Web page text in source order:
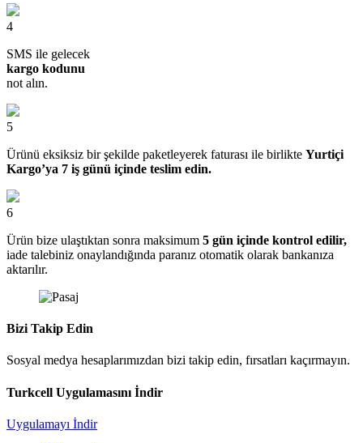
4
SMS ile gelecek
kargo kodunu
not alın.
5
Ürünü eksiksiz bir şekilde paketleyerek faturası ile birlikte Yurtiçi
Kargo’ya 7 iş günü içinde teslim edin.
6
Ürün bize ulaştıktan sonra maksimum 5 gün içinde kontrol edilir,
iade talebiniz onaylandığında paranız otomatik olarak bankanıza
aktarılır.
Bizi Takip Edin
Sosyal medya hesaplarımızdan bizi takip edin, fırsatları kaçırmayın.
Turkcell Uygulamasını İndir
Uygulamayı İndir